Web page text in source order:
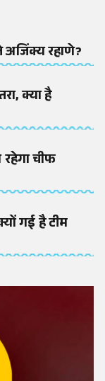
रहाणे?
क्या है
चीफ
गई है टीम